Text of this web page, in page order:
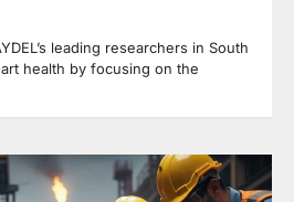
leading researchers in South
health by focusing on the